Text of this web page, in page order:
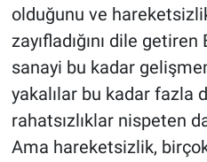
olduğunu ve
zayıfladığını dile
sanayi bu kadar
yakalılar bu kadar fazla
rahatsızlıklar nispeten
Ama hareketsizlik,